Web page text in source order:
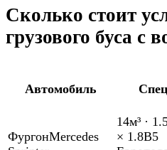
Сколько стоит
грузового буса с
Автомобиль
ФургонMercedes
14м³ ·
× 1.8В5